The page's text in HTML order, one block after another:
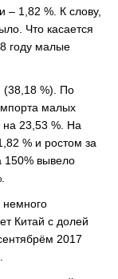
– 1,82 %. К слову,
Что касается
году малые
(38,18 %). По
малых
на 23,53 %. На
% и ростом за
150% вывело
немного
Китай с долей
2017